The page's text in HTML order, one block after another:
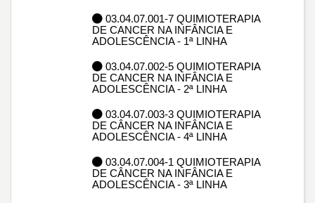
03.04.07.001-7 QUIMIOTERAPIA
DE CANCER NA INFÂNCIA E
ADOLESCÊNCIA - 1ª LINHA
03.04.07.002-5 QUIMIOTERAPIA
DE CANCER NA INFÂNCIA E
ADOLESCÊNCIA - 2ª LINHA
03.04.07.003-3 QUIMIOTERAPIA
DE CÂNCER NA INFÂNCIA E
ADOLESCÊNCIA - 4ª LINHA
03.04.07.004-1 QUIMIOTERAPIA
DE CÂNCER NA INFÂNCIA E
ADOLESCÊNCIA - 3ª LINHA